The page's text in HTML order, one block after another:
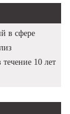
в сфере
10 лет